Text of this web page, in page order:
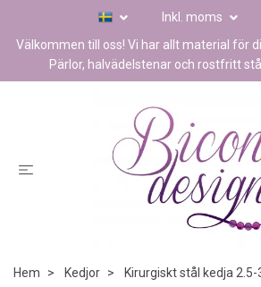
Inkl. moms
Välkommen till oss! Vi har allt material för
Pärlor, halvädelstenar och rostfritt
Hem Kedjor Kirurgiskt stål kedja